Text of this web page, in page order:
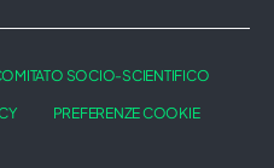
SOCIO-SCIENTIFICO
PREFERENZE COOKIE